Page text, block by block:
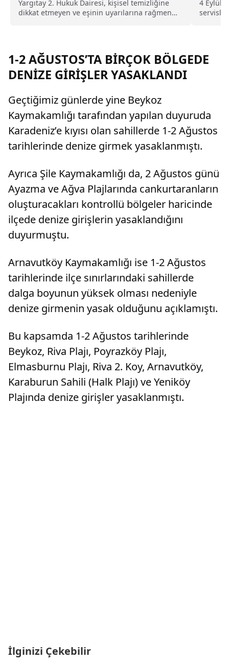
Yargıtay 2. Hukuk Dairesi, kişisel temizliğine
dikkat etmeyen ve eşinin uyarılarına rağmen
lira tazminat ödemesine karar verildi.
4 Eylül
1-2 AĞUSTOS’TA BİRÇOK BÖLGEDE
DENİZE GİRİŞLER YASAKLANDI
Geçtiğimiz günlerde yine Beykoz
Kaymakamlığı tarafından yapılan duyuruda
Karadeniz’e kıyısı olan sahillerde 1-2 Ağustos
tarihlerinde denize girmek yasaklanmıştı.
Ayrıca Şile Kaymakamlığı da, 2 Ağustos günü
Ayazma ve Ağva Plajlarında cankurtaranların
oluşturacakları kontrollü bölgeler haricinde
ilçede denize girişlerin yasaklandığını
duyurmuştu.
Arnavutköy Kaymakamlığı ise 1-2 Ağustos
tarihlerinde ilçe sınırlarındaki sahillerde
dalga boyunun yüksek olması nedeniyle
denize girmenin yasak olduğunu açıklamıştı.
Bu kapsamda 1-2 Ağustos tarihlerinde
Beykoz, Riva Plajı, Poyrazköy Plajı,
Elmasburnu Plajı, Riva 2. Koy, Arnavutköy,
Karaburun Sahili (Halk Plajı) ve Yeniköy
Plajında denize girişler yasaklanmıştı.
İlginizi Çekebilir